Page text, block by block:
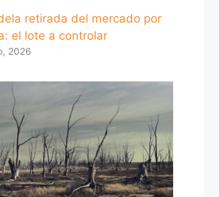
retirada del mercado por
el lote a controlar
2026